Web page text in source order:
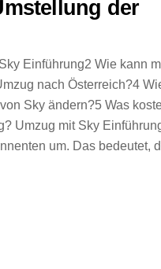
der
Einführung2 Wie kann
nach Österreich?4
Sky ändern?5 Was
Umzug mit Sky
um. Das bedeutet,